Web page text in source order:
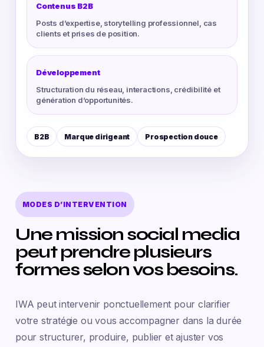
Contenus B2B
Posts d’expertise, storytelling professionnel, cas
clients et prises de position.
Développement
Structuration du réseau, interactions, crédibilité et
génération d’opportunités.
B2B Marque dirigeant Prospection douce
MODES D’INTERVENTION
Une mission social media
peut prendre plusieurs
formes selon vos besoins.
IWA peut intervenir ponctuellement pour clarifier
votre stratégie ou vous accompagner dans la durée
pour structurer, produire, publier et ajuster vos